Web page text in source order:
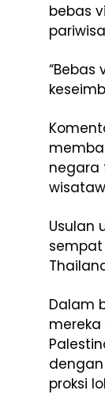
bebas
negara
Usulan
Dalam
proksi